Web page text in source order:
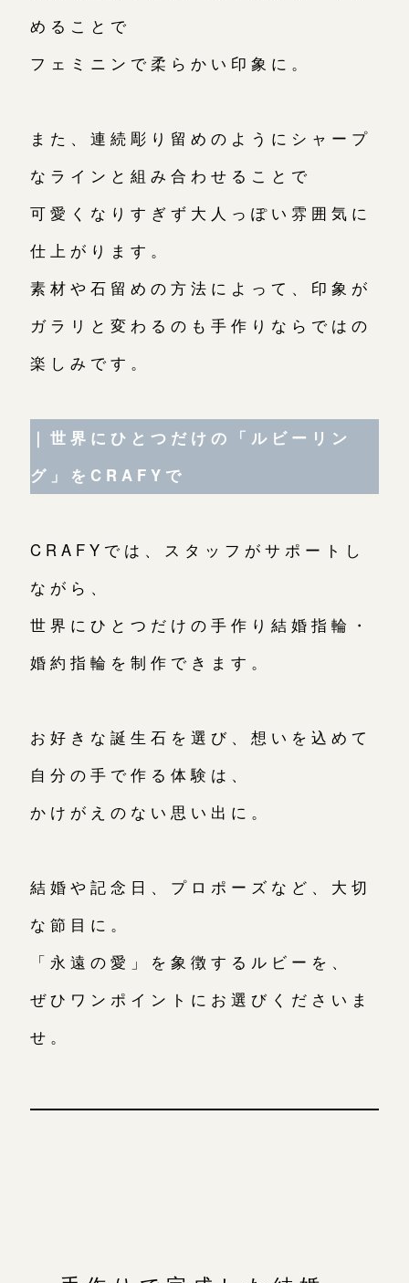
めることで
フェミニンで柔らかい印象に。
また、連続彫り留めのようにシャープ
なラインと組み合わせることで
可愛くなりすぎず大人っぽい雰囲気に
仕上がります。
素材や石留めの方法によって、印象が
ガラリと変わるのも手作りならではの
楽しみです。
｜世界にひとつだけの「ルビーリン
グ」をCRAFYで
CRAFYでは、スタッフがサポートし
ながら、
世界にひとつだけの手作り結婚指輪・
婚約指輪を制作できます。
お好きな誕生石を選び、想いを込めて
自分の手で作る体験は、
かけがえのない思い出に。
結婚や記念日、プロポーズなど、大切
な節目に。
「永遠の愛」を象徴するルビーを、
ぜひワンポイントにお選びくださいま
せ。